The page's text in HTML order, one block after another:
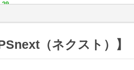
浮気を暴けなかったorz やっぱり半月は必要
（ネクスト）】